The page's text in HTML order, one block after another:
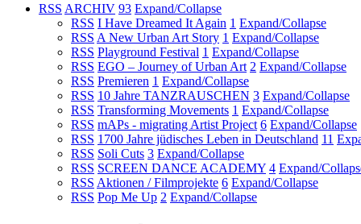
RSS ARCHIV 93 Expand/Collapse
RSS I Have Dreamed It Again 1 Expand/Collapse
RSS A New Urban Art Story 1 Expand/Collapse
RSS Playground Festival 1 Expand/Collapse
RSS EGO – Journey of Urban Art 2 Expand/Collapse
RSS Premieren 1 Expand/Collapse
RSS 10 Jahre TANZRAUSCHEN 3 Expand/Collapse
RSS Transforming Movements 1 Expand/Collapse
RSS mAPs - migrating Artist Project 6 Expand/Collapse
RSS 1700 Jahre jüdisches Leben in Deutschland 11
RSS Soli Cuts 3 Expand/Collapse
RSS SCREEN DANCE ACADEMY 4 Expand/
RSS Aktionen / Filmprojekte 6 Expand/Collapse
RSS Pop Me Up 2 Expand/Collapse